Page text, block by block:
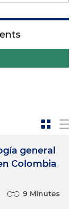
general
Colombia
9 Minutes